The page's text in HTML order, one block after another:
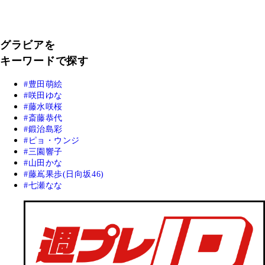
グラビアを
キーワードで探す
豊田萌絵
咲田ゆな
藤水咲桜
斎藤恭代
鍛治島彩
ピョ・ウンジ
三園響子
山田かな
藤嶌果歩(日向坂46)
七瀬なな